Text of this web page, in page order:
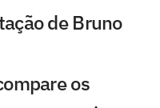
de Bruno
os